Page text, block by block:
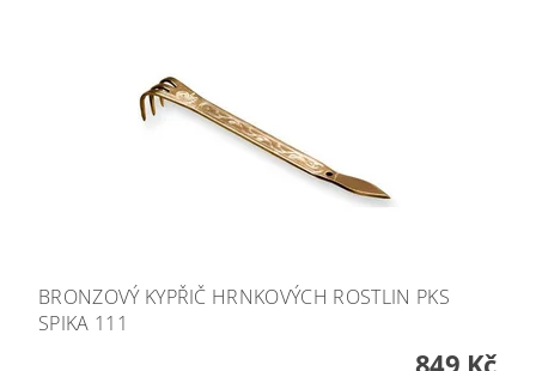
BRONZOVÝ KYPŘIČ HRNKOVÝCH ROSTLIN PKS
SPIKA 111